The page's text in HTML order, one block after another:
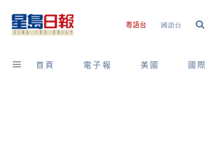
content
粵語台 國語台
首頁 電子報 美國 國際